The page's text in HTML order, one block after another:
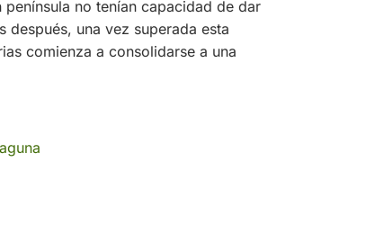
no tenían capacidad de dar
después, una vez superada esta
comienza a consolidarse a una